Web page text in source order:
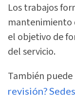
Los trabajos
mantenimiento
el objetivo de
del servicio.
También puede
revisión?